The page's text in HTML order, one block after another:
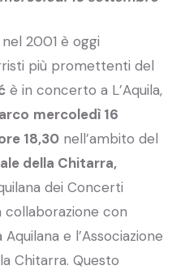
2001 è oggi
più promettenti del
è in concerto a L’Aquila,
mercoledì 16
18,30 nell’ambito del
della Chitarra,
dei Concerti
collaborazione con
e l’Associazione
Chitarra. Questo